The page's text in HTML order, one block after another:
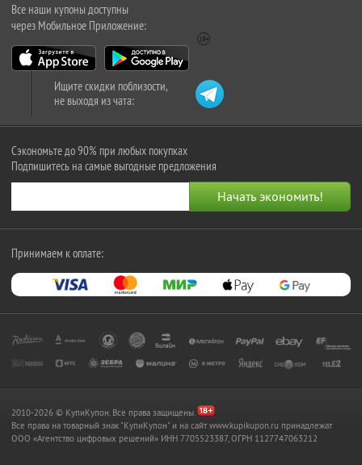
Все наши купоны доступны
через Мобильное Приложение:
Ищите скидки поблизости,
не выходя из чата:
Сэкономьте до 90% при любых покупках
Подпишитесь на самые выгодные предложения
Принимаем к оплате:
2010-2026 © КупиКупон. Все права защищены.
Все права на товарный знак "КупиКупон" и на сайт www.kupikupon.ru принадлежат
OOO «Агентство цифровых решений» ИНН 7705523387, ОГРН 1127747063212